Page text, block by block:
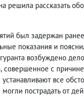
решила рассказать
был задержан
показания и
возбуждено
, совершенное с
все
пострадать от